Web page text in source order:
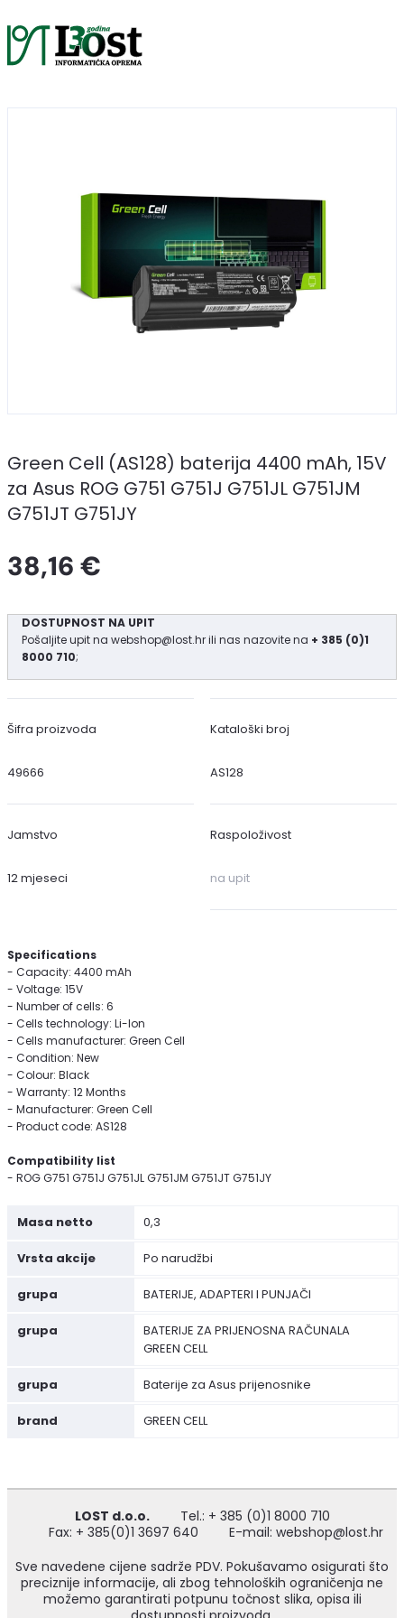
Green Cell (AS128) baterija 4400 mAh, 15V
za Asus ROG G751 G751J G751JL G751JM
G751JT G751JY
38,16 €
DOSTUPNOST NA UPIT
Pošaljite upit na webshop@lost.hrili nas nazovite na + 385 (0)1
8000 710;
Šifra proizvoda
49666
Kataloški broj
AS128
Jamstvo
12 mjeseci
Raspoloživost
na upit
Specifications
- Capacity: 4400 mAh
- Voltage: 15V
- Number of cells: 6
- Cells technology: Li-Ion
- Cells manufacturer: Green Cell
- Condition: New
- Colour: Black
- Warranty: 12 Months
- Manufacturer: Green Cell
- Product code: AS128
Compatibility list
- ROG G751 G751J G751JL G751JM G751JT G751JY
Masa netto 0,3
Vrsta akcije Po narudžbi
grupa BATERIJE, ADAPTERI I PUNJAČI
grupa
BATERIJE ZA PRIJENOSNA RAČUNALA
GREEN CELL
grupa Baterije za Asus prijenosnike
brand GREEN CELL
LOST d.o.o.
Tel.: + 385 (0)1 8000 710
Fax: + 385(0)1 3697 640
E-mail: webshop@lost.hr
Sve navedene cijene sadrže PDV. Pokušavamo osigurati što
preciznije informacije, ali zbog tehnoloških ograničenja ne
možemo garantirati potpunu točnost slika, opisa ili